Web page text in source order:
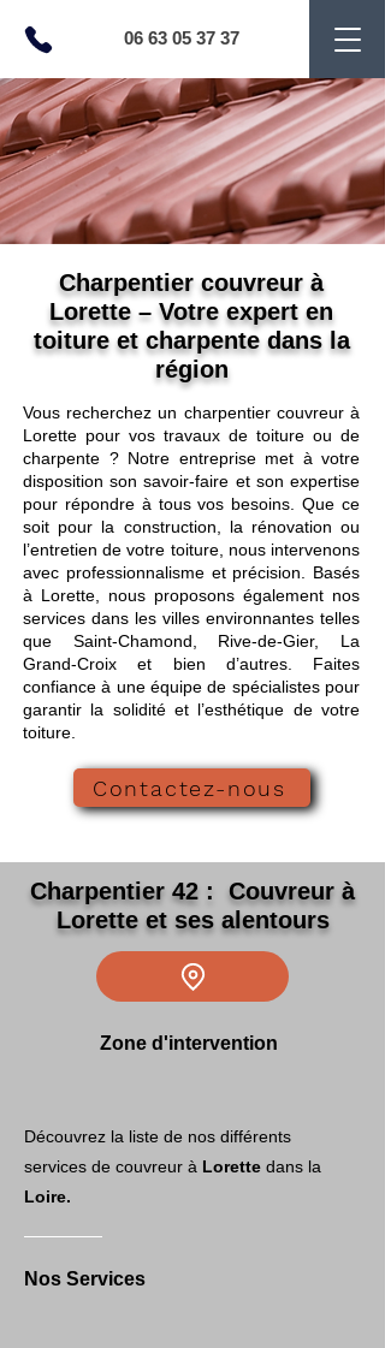
06 63 05 37 37
Charpentier couvreur à
Lorette – Votre expert en
toiture et charpente dans la
région
Vous recherchez un charpentier couvreur à
Lorette pour vos travaux de toiture ou de
charpente ? Notre entreprise met à votre
disposition son savoir-faire et son expertise
pour répondre à tous vos besoins. Que ce
soit pour la construction, la rénovation ou
l’entretien de votre toiture, nous intervenons
avec professionnalisme et précision. Basés
à Lorette, nous proposons également nos
services dans les villes environnantes telles
que Saint-Chamond, Rive-de-Gier, La
Grand-Croix et bien d’autres. Faites
confiance à une équipe de spécialistes pour
garantir la solidité et l’esthétique de votre
toiture.
Contactez-nous
Charpentier 42 : Couvreur à
Lorette et ses alentours
Zone d'intervention
Découvrez la liste de nos différents
services de couvreur à Lorette dans la
Loire.
Nos Services